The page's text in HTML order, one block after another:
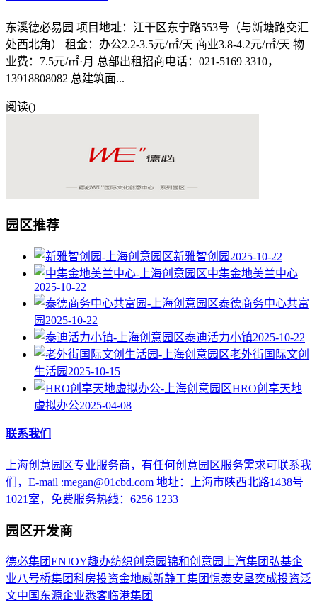
东溪德必易园 项目地址：江干区东宁路553号（与新塘路交汇
处西北角） 租金：办公2.2-3.5元/㎡/天 商业3.8-4.2元/㎡/天 物
业费：7.5元/㎡·月 总部出租招商电话：021-5169 3310，
13918808082 总建筑面...
阅读()
园区推荐
新雅智创园 2025-10-22
中集金地美兰中心
2025-10-22
泰德商务中心共富
园 2025-10-22
泰迪活力小镇2025-10-22
老外街国际文创
生活园 2025-10-15
HRO创享天地
虚拟办公2025-04-08
联系我们
上海创意园区专业服务商，有任何创意园区服务需求可联系我
们，E-mail :megan@01cbd.com 地址：上海市陕西北路1438号
1021室，免费服务热线：6256 1233
园区开发商
德必集团ENJOY趣办纺织创意园锦和创意园 上汽集团 弘基企
业八号桥集团科房投资金地威新静工集团憬泰安垦奕成投资泛
文中国 东源企业悉客临港集团